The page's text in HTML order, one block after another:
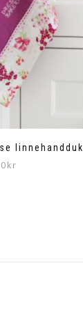
linnehandduk
kr